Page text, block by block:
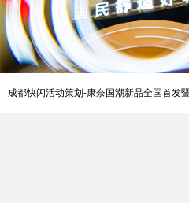
成都快闪活动策划-康奈国潮新品全国首发